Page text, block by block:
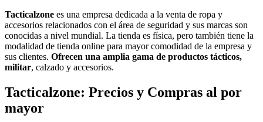
Tacticalzone es una empresa dedicada a la venta de ropa y
accesorios relacionados con el área de seguridad y sus marcas son
conocidas a nivel mundial. La tienda es física, pero también tiene la
modalidad de tienda online para mayor comodidad de la empresa y
sus clientes. Ofrecen una amplia gama de productos tácticos,
militar, calzado y accesorios.
Tacticalzone: Precios y Compras al por
mayor